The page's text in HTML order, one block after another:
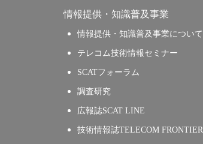
情報提供・知識普及事業
情報提供・知識普及事業について
テレコム技術情報セミナー
SCATフォーラム
調査研究
広報誌SCAT LINE
技術情報誌TELECOM FRONTIER